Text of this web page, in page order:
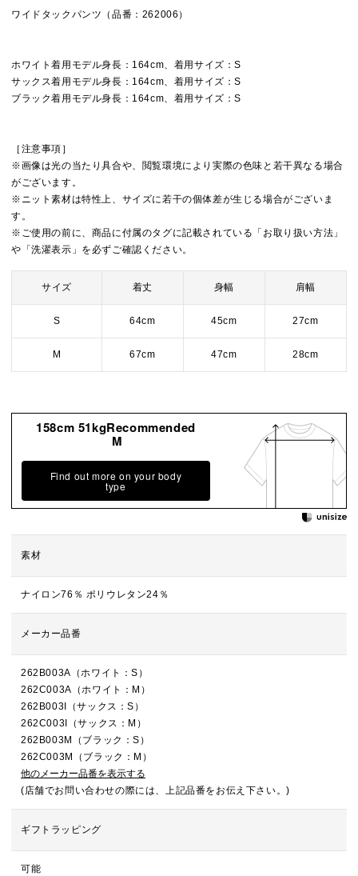
ワイドタックパンツ（品番：262006）
ホワイト着用モデル身長：164cm、着用サイズ：S
サックス着用モデル身長：164cm、着用サイズ：S
ブラック着用モデル身長：164cm、着用サイズ：S
［注意事項］
※画像は光の当たり具合や、閲覧環境により実際の色味と若干異なる場合
がございます。
※ニット素材は特性上、サイズに若干の個体差が生じる場合がございま
す。
※ご使用の前に、商品に付属のタグに記載されている「お取り扱い方法」
や「洗濯表示」を必ずご確認ください。
サイズ 着丈 身幅 肩幅
S 64cm 45cm 27cm
M 67cm 47cm 28cm
158cm 51kgRecommended
M
Find out more on your body
type
素材
ナイロン76％ ポリウレタン24％
メーカー品番
262B003A（ホワイト：S）
262C003A（ホワイト：M）
262B003I（サックス：S）
262C003I（サックス：M）
262B003M（ブラック：S）
262C003M（ブラック：M）
他のメーカー品番を表示する
(店舗でお問い合わせの際には、上記品番をお伝え下さい。)
ギフトラッピング
可能